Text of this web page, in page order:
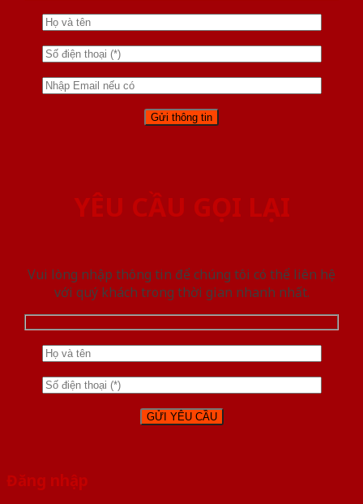
YÊU CẦU GỌI LẠI
Vui lòng nhập thông tin để chúng tôi có thể liên hệ
với quý khách trong thời gian nhanh nhất.
Đăng nhập